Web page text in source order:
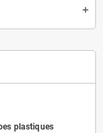
plastiques